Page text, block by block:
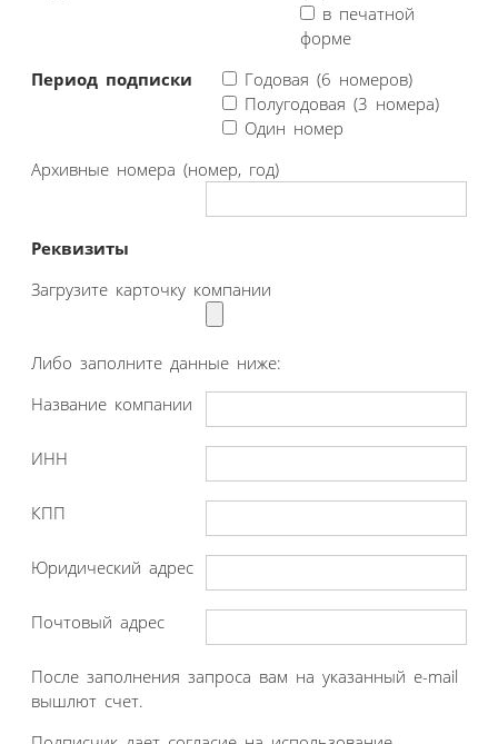
в печатной
форме
Период подписки
Годовая (6 номеров)
Полугодовая (3 номера)
Один номер
Архивные номера (номер, год)
Реквизиты
Загрузите карточку компании
Либо заполните данные ниже:
Название компании
ИНН
КПП
Юридический адрес
Почтовый адрес
После заполнения запроса вам на указанный e-mail
вышлют счет.